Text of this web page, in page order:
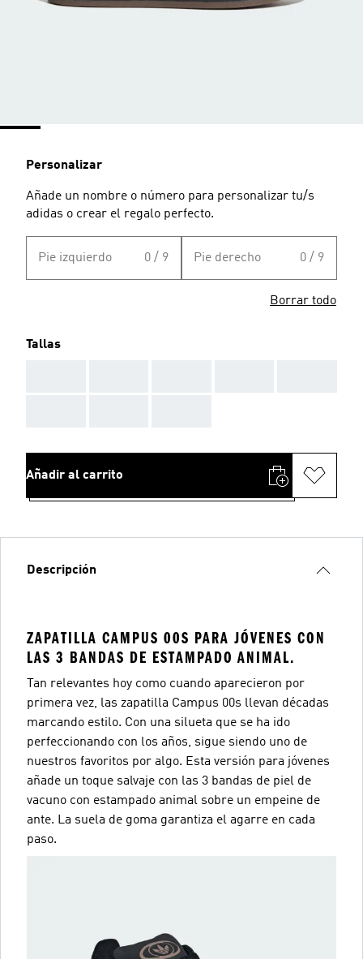
Personalizar
Añade un nombre o número para personalizar tu/s
adidas o crear el regalo perfecto.
Pie izquierdo 0 / 9 Pie derecho 0 / 9
Borrar todo
Tallas
Añadir al carrito
Descripción
ZAPATILLA CAMPUS 00S PARA JÓVENES CON
LAS 3 BANDAS DE ESTAMPADO ANIMAL.
Tan relevantes hoy como cuando aparecieron por
primera vez, las zapatilla Campus 00s llevan décadas
marcando estilo. Con una silueta que se ha ido
perfeccionando con los años, sigue siendo uno de
nuestros favoritos por algo. Esta versión para jóvenes
añade un toque salvaje con las 3 bandas de piel de
vacuno con estampado animal sobre un empeine de
ante. La suela de goma garantiza el agarre en cada
paso.